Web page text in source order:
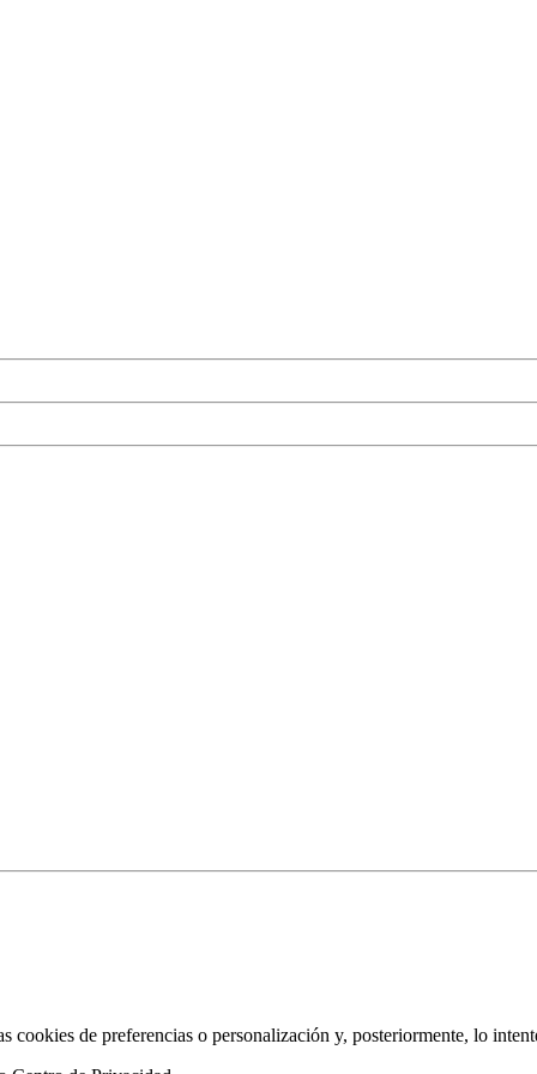
cookies de preferencias o personalización y, posteriormente, lo